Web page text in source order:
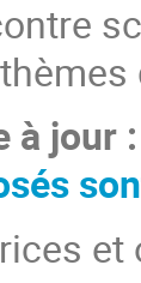
à jour :
et